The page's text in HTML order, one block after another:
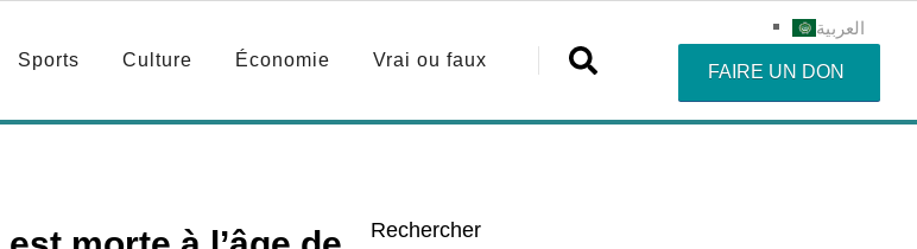
Sports Culture Économie Vrai ou faux
العربية
FAIRE UN DON
Rechercher